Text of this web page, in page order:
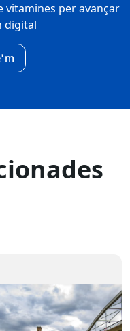
vitamines per avançar
digital